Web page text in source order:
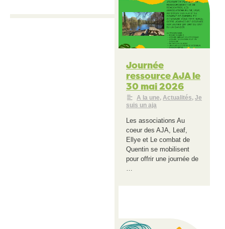
Journée
ressource AJA le
30 mai 2026
A la une,Actualités,Je
suis un aja
Les associations Au
coeur des AJA, Leaf,
Ellye et Le combat de
Quentin se mobilisent
pour offrir une journée de
…